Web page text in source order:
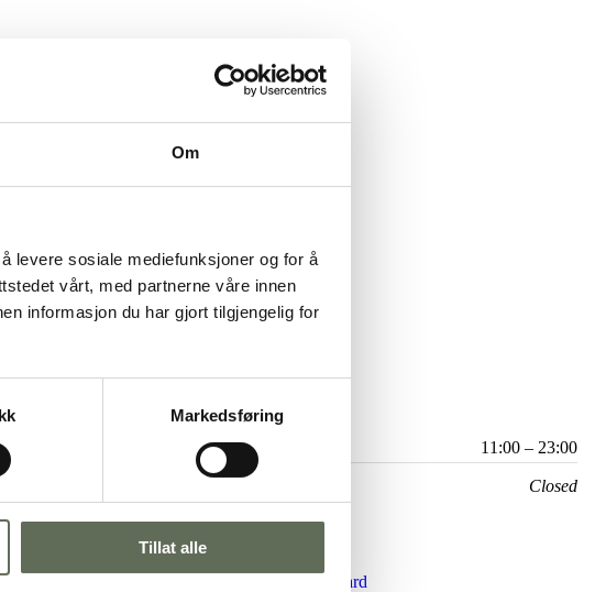
Om
levere sosiale mediefunksjoner og for å
vårt, med partnerne våre innen
informasjon du har gjort tilgjengelig for
Markedsføring
Tillat alle
11:00 – 23:00
Closed
Gift card